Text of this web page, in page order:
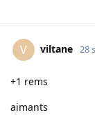
V viltane 28
+1 rems
aimants